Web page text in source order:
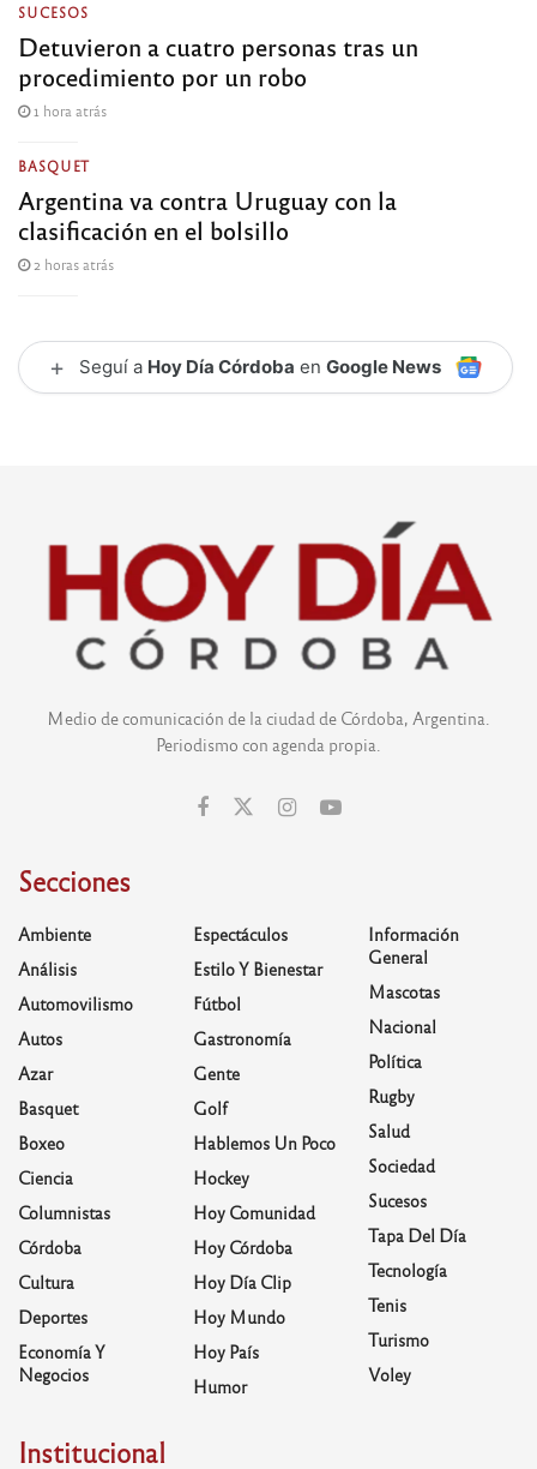
SUCESOS
Detuvieron a cuatro personas tras un
procedimiento por un robo
1 hora atrás
BASQUET
Argentina va contra Uruguay con la
clasificación en el bolsillo
2 horas atrás
+ Seguí a Hoy Día Córdoba en Google News
Medio de comunicación de la ciudad de Córdoba, Argentina.
Periodismo con agenda propia.
Secciones
Ambiente
Análisis
Automovilismo
Autos
Azar
Basquet
Boxeo
Ciencia
Columnistas
Córdoba
Cultura
Deportes
Economía Y
Negocios
Espectáculos
Estilo Y Bienestar
Fútbol
Gastronomía
Gente
Golf
Hablemos Un Poco
Hockey
Hoy Comunidad
Hoy Córdoba
Hoy Día Clip
Hoy Mundo
Hoy País
Humor
Información
General
Mascotas
Nacional
Política
Rugby
Salud
Sociedad
Sucesos
Tapa Del Día
Tecnología
Tenis
Turismo
Voley
Institucional